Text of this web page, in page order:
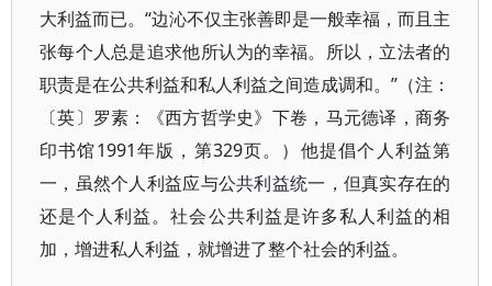
大利益而已。“边沁不仅主张善即是一般幸福，而且主
张每个人总是追求他所认为的幸福。所以，立法者的
职责是在公共利益和私人利益之间造成调和。”（注：
〔英〕罗素：《西方哲学史》下卷，马元德译，商务
印书馆1991年版，第329页。）他提倡个人利益第
一，虽然个人利益应与公共利益统一，但真实存在的
还是个人利益。社会公共利益是许多私人利益的相
加，增进私人利益，就增进了整个社会的利益。